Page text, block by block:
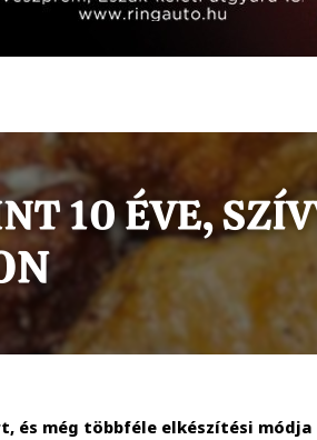
és még többféle elkészítési módja